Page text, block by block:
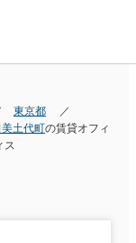
東京都
土代町の賃貸オフィ
ス